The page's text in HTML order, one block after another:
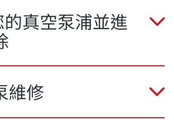
的真空泵浦並進
維修